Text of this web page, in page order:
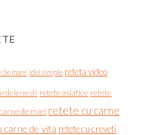
mare idei simple reteta video
retete asiatice retete
de miel retete cu carne
carne de vita retete cu creveti